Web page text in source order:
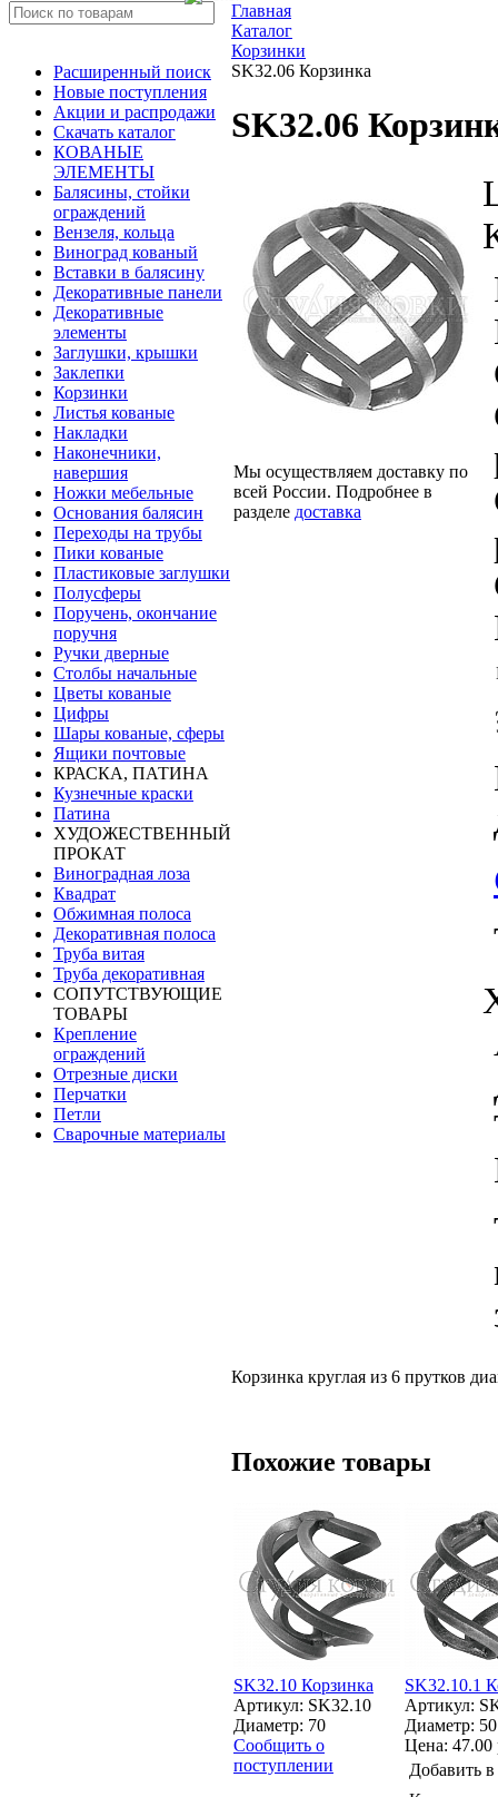
Расширенный поиск
Новые поступления
Акции и распродажи
Скачать каталог
КОВАНЫЕ
ЭЛЕМЕНТЫ
Балясины, стойки
ограждений
Вензеля, кольца
Виноград кованый
Вставки в балясину
Декоративные панели
Декоративные
элементы
Заглушки, крышки
Заклепки
Корзинки
Листья кованые
Накладки
Наконечники,
навершия
Ножки мебельные
Основания балясин
Переходы на трубы
Пики кованые
Пластиковые заглушки
Полусферы
Поручень, окончание
поручня
Ручки дверные
Столбы начальные
Цветы кованые
Цифры
Шары кованые, сферы
Ящики почтовые
КРАСКА, ПАТИНА
Кузнечные краски
Патина
ХУДОЖЕСТВЕННЫЙ
ПРОКАТ
Виноградная лоза
Квадрат
Обжимная полоса
Декоративная полоса
Труба витая
Труба декоративная
СОПУТСТВУЮЩИЕ
ТОВАРЫ
Крепление
ограждений
Отрезные диски
Перчатки
Петли
Сварочные материалы
Главная
Каталог
Корзинки
SK32.06 Корзинка
SK32.06
Мы осуществляем доставку по
всей России. Подробнее в
разделе доставка
Корзинка круглая из 6 прутков
Похожие товары
SK32.10 Корзинка
Артикул: SK32.10
Диаметр: 70
Сообщить о
поступлении
SK32.10.1
Артикул:
Диаметр: 50
Цена: 47.00
Добавить